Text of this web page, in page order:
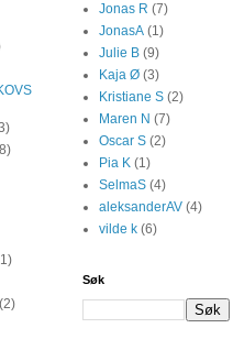
(2)
Jonas R (7)
JonasA (1)
Julie B (9)
Kaja Ø (3)
Kristiane S (2)
Maren N (7)
Oscar S (2)
Pia K (1)
SelmaS (4)
aleksanderAV (4)
vilde k (6)
Søk